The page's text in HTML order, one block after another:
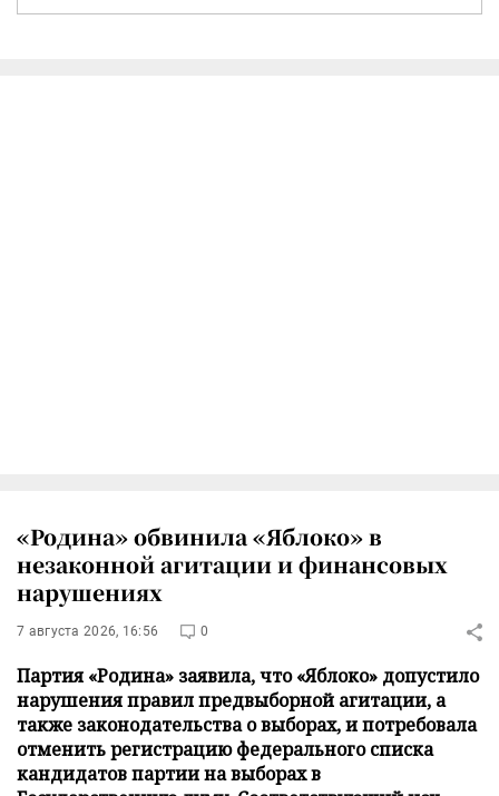
«Родина» обвинила «Яблоко» в
незаконной агитации и финансовых
нарушениях
7 августа 2026, 16:56 0
Партия «Родина» заявила, что «Яблоко» допустило
нарушения правил предвыборной агитации, а
также законодательства о выборах, и потребовала
отменить регистрацию федерального списка
кандидатов партии на выборах в